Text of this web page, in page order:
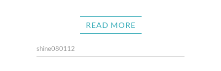
READ MORE
shine080112